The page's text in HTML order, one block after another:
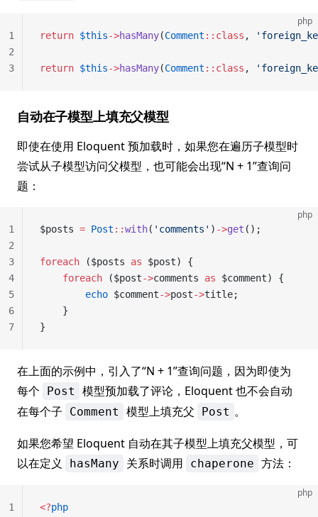
php
return $this->hasMany(Comment ::class ,
return $this->hasMany(Comment ::class ,
1
2
3
自动在子模型上填充父模型
即使在使用 Eloquent 预加载时，如果您在遍历子模型时
尝试从子模型访问父模型，也可能会出现“N + 1”查询问
题：
php
$posts = Post ::with( 'comments' ) ->get ();
foreach ($posts as $post) {
    foreach
($post->comments as $comment) {
        echo
$comment->post->title;
    }
}
1
2
3
4
5
6
7
在上面的示例中，引入了“N + 1”查询问题，因为即使为
每个
Post
模型预加载了评论，Eloquent 也不会自动
在每个子
Comment 模型上填充父 Post 。
如果您希望 Eloquent 自动在其子模型上填充父模型，可
以在定义
hasMany 关系时调用 chaperone 方法：
php
<?php
1